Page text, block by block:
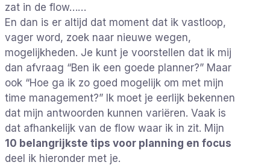
zat in de flow……
En dan is er altijd dat moment dat ik vastloop,
vager word, zoek naar nieuwe wegen,
mogelijkheden. Je kunt je voorstellen dat ik mij
dan afvraag “Ben ik een goede planner?” Maar
ook “Hoe ga ik zo goed mogelijk om met mijn
time management?” Ik moet je eerlijk bekennen
dat mijn antwoorden kunnen variëren. Vaak is
dat afhankelijk van de flow waar ik in zit. Mijn
10 belangrijkste tips voor planning en focus
deel ik hieronder met je.